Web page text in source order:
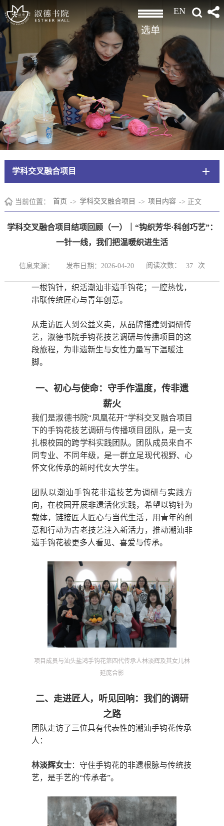
选单
EN
学科交叉融合项目
当前位置： 首页 -> 学科交叉融合项目 -> 项目内容 -> 正文
学科交叉融合项目结项回顾（一）｜“钩织芳华·科创巧艺”：
一针一线，我们把温暖织进生活
信息来源： 发布日期：2026-04-20 阅读次数： 37 次
一根钩针，织活潮汕非遗手钩花；一腔热忱，
串联传统匠心与青年创意。
从走访匠人到公益义卖，从品牌搭建到调研传
艺，淑德书院手钩花技艺调研与传播项目的这
段旅程，为非遗新生与女性力量写下温暖注
脚。
一、 初心与使命：守手作温度，传非遗
薪火
我们是淑德书院“凤凰花开”学科交叉融合项目
下的手钩花技艺调研与传播项目团队，是一支
扎根校园的跨学科实践团队。团队成员来自不
同专业、不同年级，是一群立足现代视野、心
怀文化传承的新时代女大学生。
团队以潮汕手钩花非遗技艺为调研与实践方
向，在校园开展非遗活化实践，希望以钩针为
载体，链接匠人匠心与当代生活，用青年的创
意和行动为古老技艺注入新活力，推动潮汕非
遗手钩花被更多人看见、喜爱与传承。
项目成员与汕头盐鸿手钩花第四代传承人林淡辉及其女儿林
延庞合影
二、 走进匠人，听见回响：我们的调研
之路
团队走访了三位具有代表性的潮汕手钩花传承
人：
林淡辉女士： 守住手钩花的非遗根脉与传统技
艺，是手艺的“传承者”。